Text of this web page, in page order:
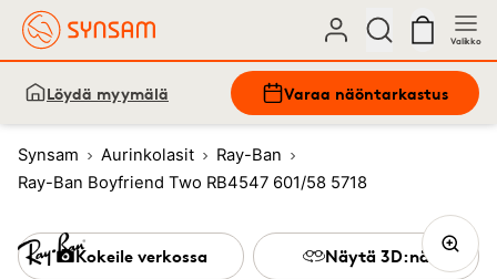
Valikko
Löydä myymälä Varaa näöntarkastus
Synsam Aurinkolasit
Ray-Ban
Ray-Ban Boyfriend Two RB4547 601/58 5718
Kokeile verkossa Näytä 3D:nä